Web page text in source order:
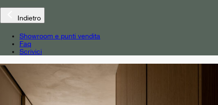
Indietro
Showroom e punti vendita
Faq
Scrivici